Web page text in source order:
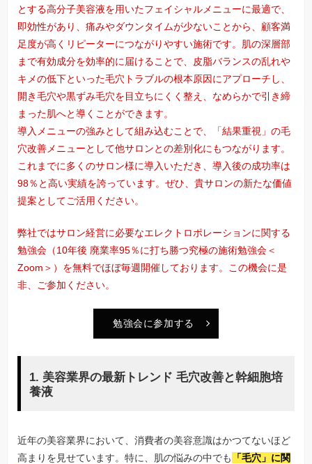
とする高分子美容液を用いたフェイシャルメニューに最適で、
即効性があり、痛みやダウンタイムが少ないことから、顧客満
足度が高くリピーターにつながりやすい施術です。肌の深層部
まで有効成分を効率的に届けることで、皮脂バランスの乱れや
キメの低下といった毛穴トラブルの根本原因にアプローチし、
開き毛穴や黒ずみ毛穴を目立ちにくく整え、なめらかで引き締
まった肌へと導くことができます。
導入メニューの強みとして組み込むことで、「結果重視」の毛
穴改善メニューとして他サロンとの差別化にもつながります。
これまでに多くのサロン様に導入いただき、導入後の成功率は
98％と高い実績を誇っています。ぜひ、貴サロンの新たな価値
提案としてご活用ください。
弊社ではサロン経営に必要なエレクトロポレーションに関する
勉強会（10年後 廃業率95％に打ち勝つ究極の施術勉強会＜
Zoom＞）を無料でほぼ毎週開催しております。この機会に是
非、ご参加ください。
勉強会に参加する
1. 美容業界の最新トレンド 毛穴改善と幹細胞培
養液
近年の美容業界において、消費者の美容意識はかつてないほど
高まりを見せています。特に、肌の悩みの中でも
「毛穴」に関